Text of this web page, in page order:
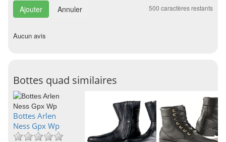
Annuler 500 caractères restants
Aucun avis
Bottes quad similaires
Bottes Arlen
Ness Gpx Wp